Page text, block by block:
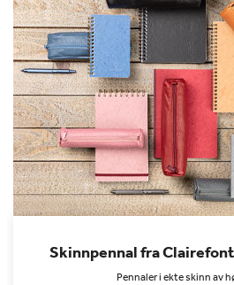
Skinnpennal fra
Pennaler i ekte skinn av